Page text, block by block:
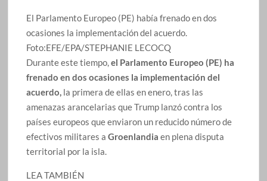
El Parlamento Europeo (PE) había frenado en dos
ocasiones la implementación del acuerdo.
Foto:EFE/EPA/STEPHANIE LECOCQ
Durante este tiempo,el Parlamento Europeo (PE) ha
frenado en dos ocasiones la implementación del
acuerdo, la primera de ellas en enero, tras las
amenazas arancelarias que Trump lanzó contra los
países europeos que enviaron un reducido número de
efectivos militares aGroenlandiaen plena disputa
territorial por la isla.
LEA TAMBIÉN